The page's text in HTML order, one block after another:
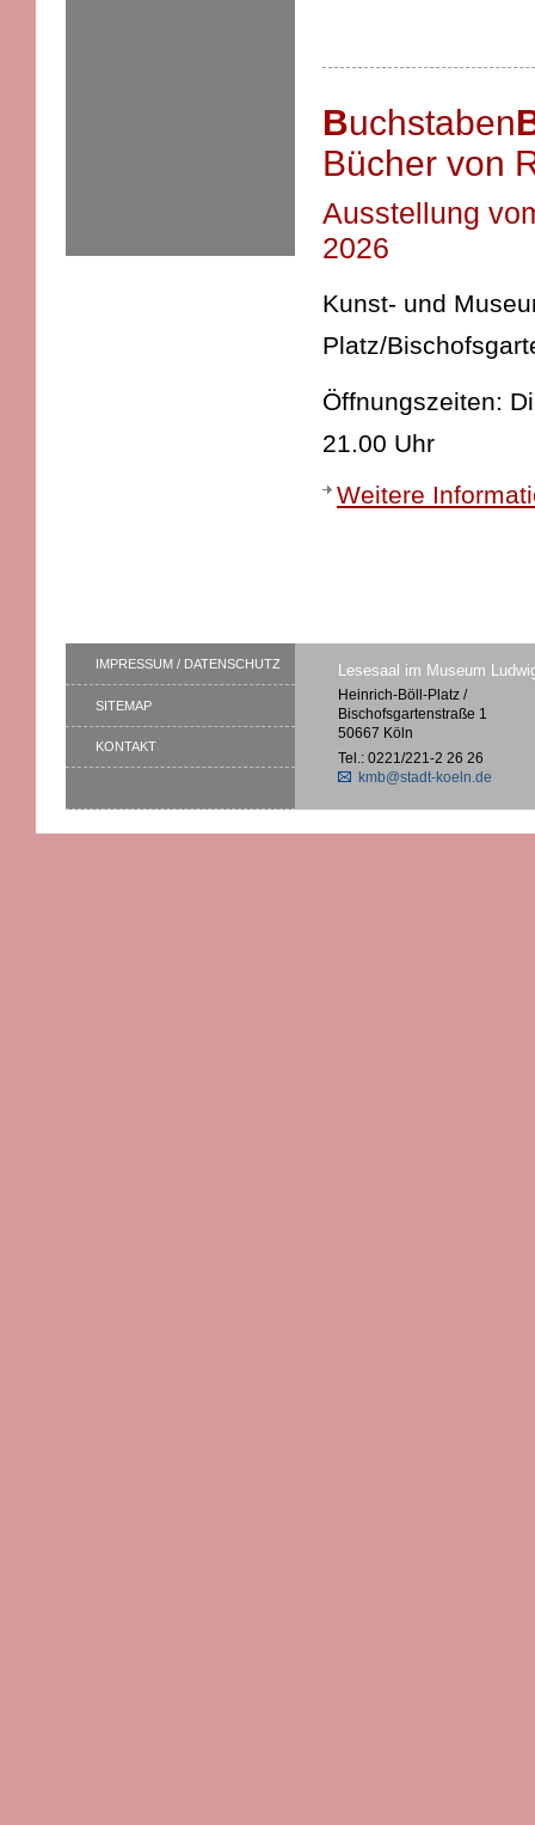
Buchstaben
Bücher von
Ausstellung
2026
Kunst- und
Platz/
Öffnungszeiten:
21.00 Uhr
Weitere
IMPRESSUM / DATENSCHUTZ
SITEMAP
KONTAKT
Lesesaal im Museum
Heinrich-Böll-Platz /
Bischofsgartenstraße 1
50667 Köln
Tel.: 0221/221-2 26 26
kmb@stadt-koeln.de